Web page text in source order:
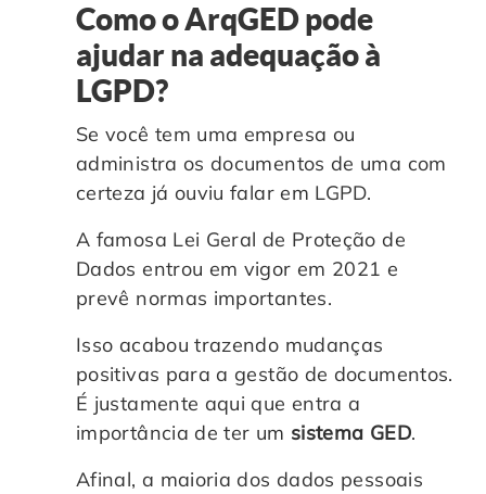
Como o ArqGED pode
ajudar na adequação à
LGPD?
Se você tem uma empresa ou
administra os documentos de uma com
certeza já ouviu falar em LGPD.
A famosa Lei Geral de Proteção de
Dadosentrou em vigor em 2021 e
prevê normas importantes.
Isso acabou trazendo mudanças
positivas para a gestão de documentos.
É justamente aqui que entra a
importância de ter um sistema GED.
Afinal, a maioria dos dados pessoais